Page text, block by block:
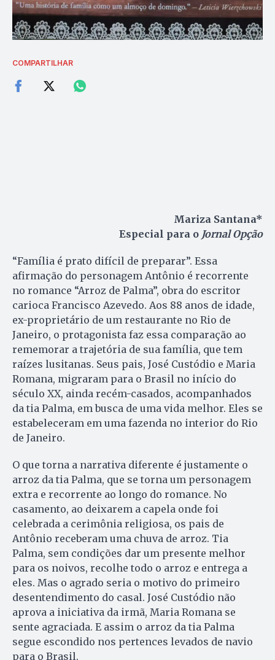
COMPARTILHAR
Mariza Santana*
Especial para o Jornal Opção
“Família é prato difícil de preparar”. Essa
afirmação do personagem Antônio é recorrente
no romance “Arroz de Palma”, obra do escritor
carioca Francisco Azevedo. Aos 88 anos de idade,
ex-proprietário de um restaurante no Rio de
Janeiro, o protagonista faz essa comparação ao
rememorar a trajetória de sua família, que tem
raízes lusitanas. Seus pais, José Custódio e Maria
Romana, migraram para o Brasil no início do
século XX, ainda recém-casados, acompanhados
da tia Palma, em busca de uma vida melhor. Eles se
estabeleceram em uma fazenda no interior do Rio
de Janeiro.
O que torna a narrativa diferente é justamente o
arroz da tia Palma, que se torna um personagem
extra e recorrente ao longo do romance. No
casamento, ao deixarem a capela onde foi
celebrada a cerimônia religiosa, os pais de
Antônio receberam uma chuva de arroz. Tia
Palma, sem condições dar um presente melhor
para os noivos, recolhe todo o arroz e entrega a
eles. Mas o agrado seria o motivo do primeiro
desentendimento do casal. José Custódio não
aprova a iniciativa da irmã, Maria Romana se
sente agraciada. E assim o arroz da tia Palma
segue escondido nos pertences levados de navio
para o Brasil.